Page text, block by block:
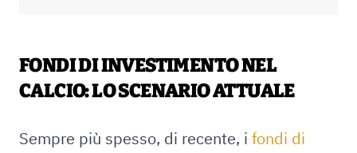
FONDI DI INVESTIMENTO NEL
CALCIO: LO SCENARIO ATTUALE
Sempre più spesso, di recente, i fondi di